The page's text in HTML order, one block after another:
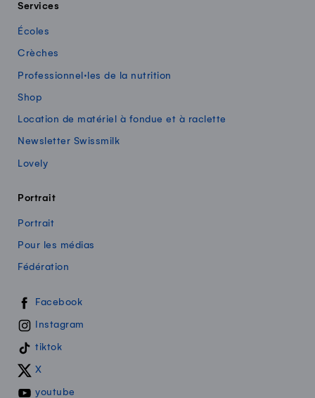
Services
Écoles
Crèches
Professionnel·les de la nutrition
Shop
Location de matériel à fondue et à raclette
Newsletter Swissmilk
Lovely
Portrait
Portrait
Pour les médias
Fédération
Swissmilk sur les réseaux sociaux
Facebook
Instagram
tiktok
X
youtube